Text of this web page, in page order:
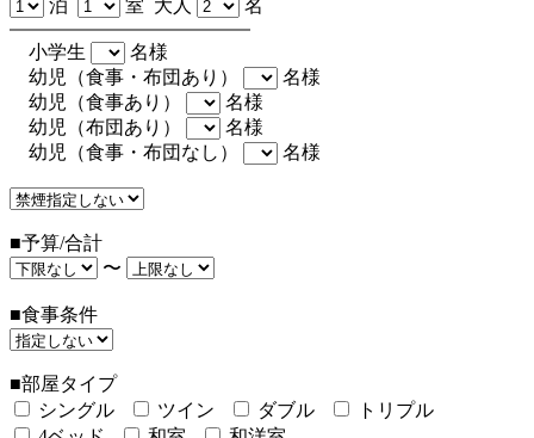
泊
室 大人 名
小学生
名様
幼児（食事・布団あり）
名様
幼児（食事あり）
名様
幼児（布団あり）
名様
幼児（食事・布団なし）
名様
■予算/合計
〜
■食事条件
■部屋タイプ
シングル
ツイン ダブル
トリプル